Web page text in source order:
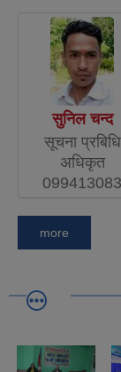
सुनिल चन्द
सूचना प्रबिधि
अधिकृत
099413083
more